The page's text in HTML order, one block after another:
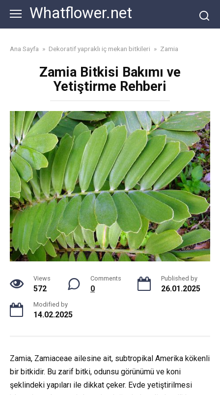
content
Whatflower.net
Ana Sayfa » Dekoratif yapraklı iç mekan bitkileri » Zamia
Zamia Bitkisi Bakımı ve
Yetiştirme Rehberi
Views
572
Comments
0
Published by
26.01.2025
Modified by
14.02.2025
Zamia, Zamiaceae ailesine ait, subtropikal Amerika kökenli
bir bitkidir. Bu zarif bitki, odunsu görünümü ve koni
şeklindeki yapıları ile dikkat çeker. Evde yetiştirilmesi